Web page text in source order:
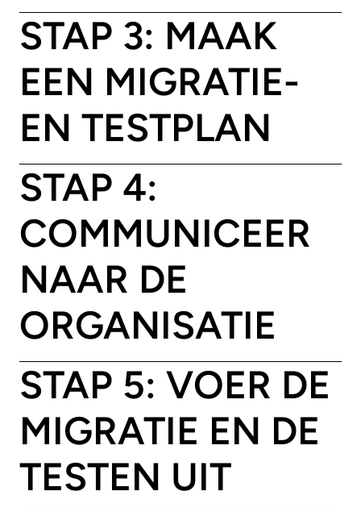
STAP 3: MAAK
EEN MIGRATIE-
EN TESTPLAN
STAP 4:
COMMUNICEER
NAAR DE
ORGANISATIE
STAP 5: VOER DE
MIGRATIE EN DE
TESTEN UIT